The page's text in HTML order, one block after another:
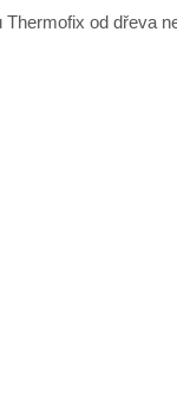
od dřeva